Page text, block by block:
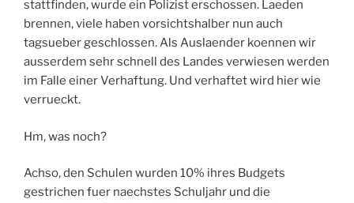
stattfinden, wurde ein Polizist erschossen. Laeden
brennen, viele haben vorsichtshalber nun auch
tagsueber geschlossen. Als Auslaender koennen wir
ausserdem sehr schnell des Landes verwiesen werden
im Falle einer Verhaftung. Und verhaftet wird hier wie
verrueckt.
Hm, was noch?
Achso, den Schulen wurden 10% ihres Budgets
gestrichen fuer naechstes Schuljahr und die